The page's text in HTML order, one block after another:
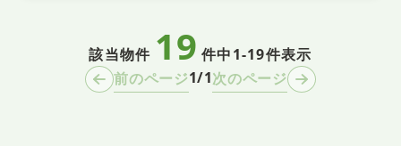
該当物件 19 件中1-19件表示
前のページ1/1次のページ